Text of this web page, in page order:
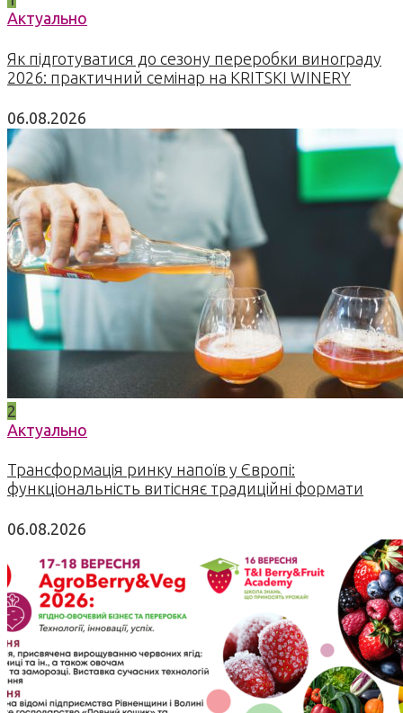
Актуально
Як підготуватися до сезону переробки винограду
2026: практичний семінар на KRITSKI WINERY
06.08.2026
2
Актуально
Трансформація ринку напоїв у Європі:
функціональність витісняє традиційні формати
06.08.2026